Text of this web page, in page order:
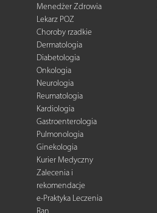
Menedżer Zdrowia
Lekarz POZ
Choroby rzadkie
Dermatologia
Diabetologia
Onkologia
Neurologia
Reumatologia
Kardiologia
Gastroenterologia
Pulmonologia
Ginekologia
Kurier Medyczny
Zalecenia i
rekomendacje
e-Praktyka Leczenia
Ran